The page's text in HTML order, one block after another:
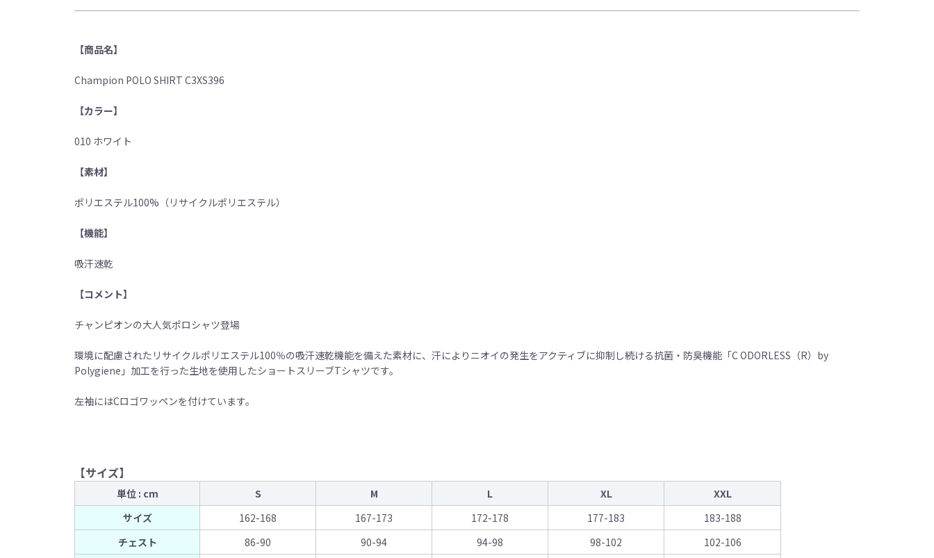
【商品名】
Champion POLO SHIRT C3XS396
【カラー】
010 ホワイト
【素材】
ポリエステル100%（リサイクルポリエステル）
【機能】
吸汗速乾
【コメント】
チャンピオンの大人気ポロシャツ登場
環境に配慮されたリサイクルポリエステル100％の吸汗速乾機能を備えた素材に、汗によりニオイの発生をアクティブに抑制し続ける抗菌・防臭機能「C ODORLESS（R）by
Polygiene」加工を行った生地を使用したショートスリーブTシャツです。
左袖にはCロゴワッペンを付けています。
【サイズ】
単位 : cm S M L XL
XXL
サイズ
162-168 167-173 172-178 177-183
183-188
チェスト
86-90 90-94 94-98 98-102
102-106